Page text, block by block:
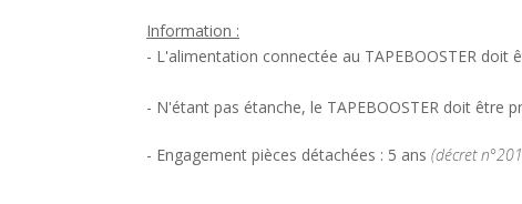
Information :
- L'alimentation connectée au TAPEBOOSTER
- N'étant pas étanche, le TAPEBOOSTER doit être
- Engagement pièces détachées : 5 ans (décret